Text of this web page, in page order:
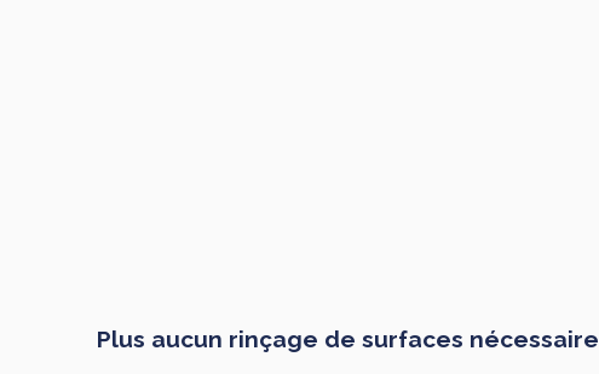
Plus aucun rinçage de surfaces nécessaire